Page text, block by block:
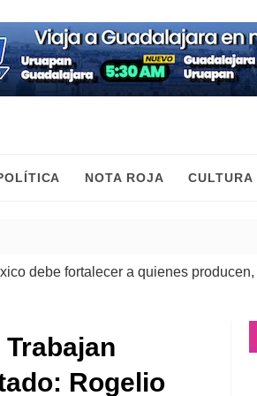
NOTA ROJA CULTURA
fortalecer a quienes producen,
Rogelio